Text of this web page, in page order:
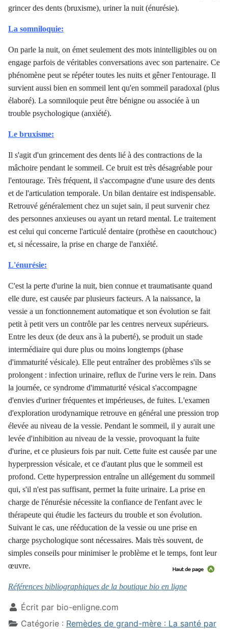
grincer des dents (bruxisme), uriner la nuit (énurésie).
La somniloquie:
On parle la nuit, on émet seulement des mots inintelligibles ou on
engage parfois de véritables conversations avec son partenaire. Ce
phénomène peut se répéter toutes les nuits et gêner l'entourage. Il
survient aussi bien en sommeil lent qu'en sommeil paradoxal (plus
élaboré). La somniloquie peut être bénigne ou associée à un
trouble psychologique (anxiété).
Le bruxisme:
Il s'agit d'un grincement des dents lié à des contractions de la
mâchoire pendant le sommeil. Ce bruit est très désagréable pour
l'entourage. Très fréquent, il s'accompagne d'une usure des dents
et de l'articulation temporale. Un bilan dentaire est indispensable.
Retrouvé généralement chez un sujet sain, il peut survenir chez
des personnes anxieuses ou ayant un retard mental. Le traitement
est celui qui concerne l'articulé dentaire (prothèse en caoutchouc)
et, si nécessaire, la prise en charge de l'anxiété.
L'énurésie:
C'est la perte d'urine la nuit, bien connue et traumatisante quand
elle dure, est causée par plusieurs facteurs. A la naissance, la
vessie a un fonctionnement automatique et son évolution se fait
petit à petit vers un contrôle par les centres nerveux supérieurs.
Entre les deux (de deux ans à la puberté), se produit un stade
intermédiaire qui dure plus ou moins longtemps (phase
d'immaturité vésicale). Elle peut entraîner des problèmes s'ils se
prolongent : infection urinaire, reflux de l'urine vers le rein. Dans
la journée, ce syndrome d'immaturité vésical s'accompagne
d'envies d'uriner fréquentes et impérieuses, de fuites. L'examen
d'exploration urodynamique retrouve en général une pression trop
élevée au niveau de la vessie. Pendant le sommeil, il y aurait une
levée d'inhibition au niveau de la vessie, provoquant la fuite
d'urine, et ce plusieurs fois par nuit. Cette fuite est causée par une
hyperpression vésicale, et ce d'autant plus que le sommeil est
profond. Cette hyperpression entraîne un allégement du sommeil
qui, s'il n'est pas suffisant, permet la fuite urinaire. La prise en
charge de l'énurésie nécessite la confiance de l'enfant avec le
thérapeute qui étudie les facteurs du trouble et son évolution.
Suivant le cas, une rééducation de la vessie ou une prise en
charge psychologique sont nécessaires. Mais très souvent, de
simples conseils pour minimiser le problème et le temps, font leur
œuvre.
Références bibliographiques de la boutique bio en ligne
Écrit par bio-enligne.com
Catégorie : Remèdes de grand-mère : La santé par